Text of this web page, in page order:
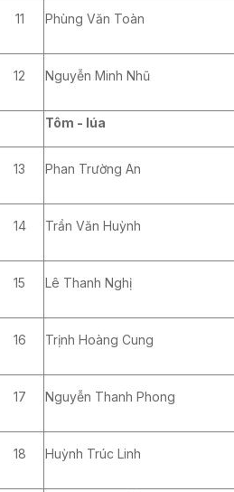
11 Phùng Văn Toàn
12 Nguyễn Minh Nhũ
Tôm - lúa
13 Phan Trường An
14 Trần Văn Huỳnh
15 Lê Thanh Nghị
16 Trịnh Hoàng Cung
17 Nguyễn Thanh Phong
18 Huỳnh Trúc Linh